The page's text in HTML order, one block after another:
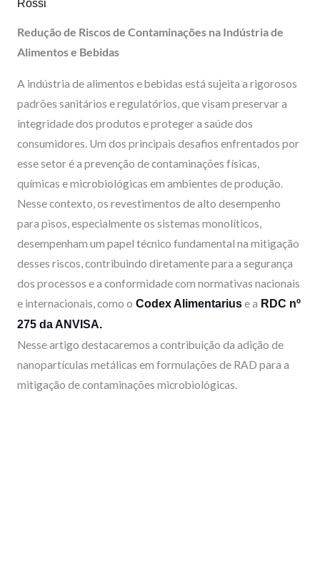
k
n
a
m
Rossi
Redução de Riscos de Contaminações na Indústria de
Alimentos e Bebidas
A indústria de alimentos e bebidas está sujeita a rigorosos
padrões sanitários e regulatórios, que visam preservar a
integridade dos produtos e proteger a saúde dos
consumidores. Um dos principais desafios enfrentados por
esse setor é a prevenção de contaminações físicas,
químicas e microbiológicas em ambientes de produção.
Nesse contexto, os revestimentos de alto desempenho
para pisos, especialmente os sistemas monolíticos,
desempenham um papel técnico fundamental na mitigação
desses riscos, contribuindo diretamente para a segurança
dos processos e a conformidade com normativas nacionais
e internacionais, como o Codex Alimentariuse a RDC nº
275 da ANVISA.
Nesse artigo destacaremos a contribuição da adição de
nanopartículas metálicas em formulações de RAD para a
mitigação de contaminações microbiológicas.